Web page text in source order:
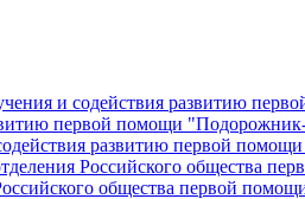
и содействия развитию
первой помощи
развитию первой
Российского общества
общества первой